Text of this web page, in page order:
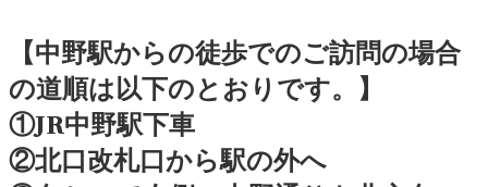
【中野駅からの徒歩でのご訪問の場合
の道順は以下のとおりです。】
①JR中野駅下車
②北口改札口から駅の外へ